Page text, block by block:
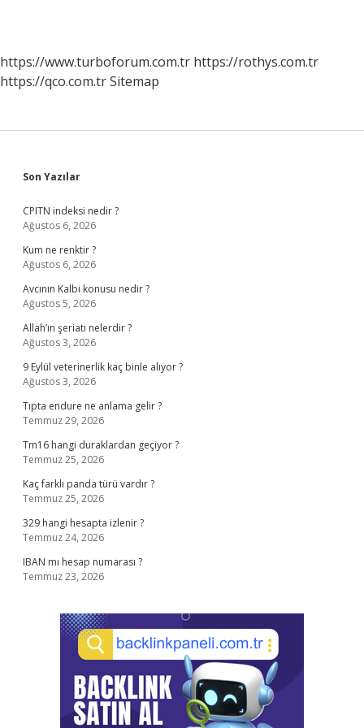
https://www.turboforum.com.tr https://rothys.com.tr
https://qco.com.trSitemap
Sidebar
Son Yazılar
CPITN indeksi nedir ?
Ağustos 6, 2026
Kum ne renktir ?
Ağustos 6, 2026
Avcının Kalbi konusu nedir ?
Ağustos 5, 2026
Allah’ın şeriatı nelerdir ?
Ağustos 3, 2026
9 Eylül veterinerlik kaç binle alıyor ?
Ağustos 3, 2026
Tıpta endure ne anlama gelir ?
Temmuz 29, 2026
Tm16 hangi duraklardan geçiyor ?
Temmuz 25, 2026
Kaç farklı panda türü vardır ?
Temmuz 25, 2026
329 hangi hesapta izlenir ?
Temmuz 24, 2026
IBAN mı hesap numarası ?
Temmuz 23, 2026